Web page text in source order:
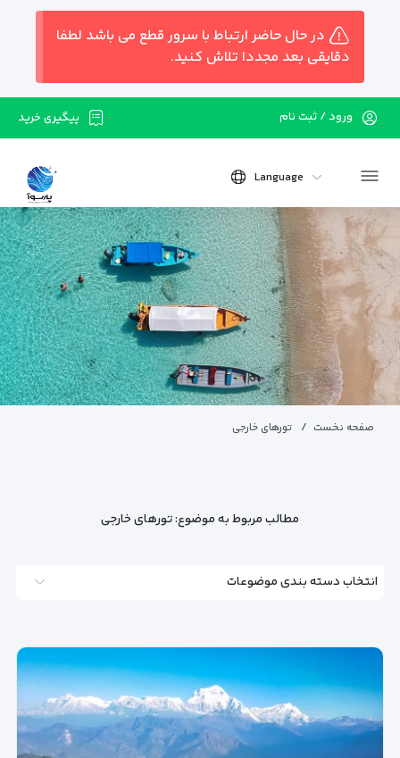
در حال حاضر ارتباط با سرور قطع می باشد لطفا
دقایقی بعد مجددا تلاش کنید.
پیگیری خرید ورود / ثبت نام
Language
صفحه نخست تورهای خارجی
مطالب مربوط به موضوع:تورهای خارجی
انتخاب دسته بندی موضوعات